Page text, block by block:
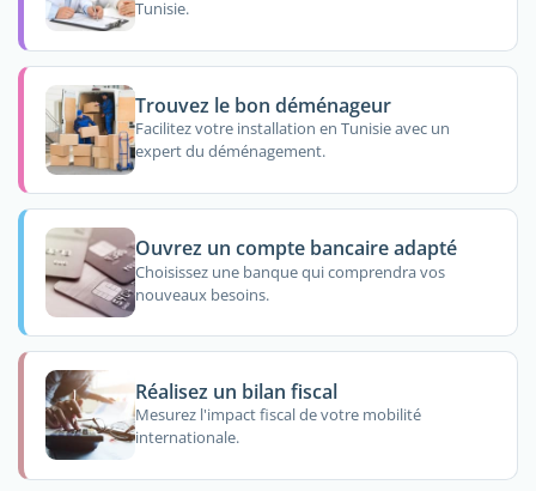
Tunisie.
Trouvez le bon déménageur
Facilitez votre installation en Tunisie avec un
expert du déménagement.
Ouvrez un compte bancaire adapté
Choisissez une banque qui comprendra vos
nouveaux besoins.
Réalisez un bilan fiscal
Mesurez l'impact fiscal de votre mobilité
internationale.